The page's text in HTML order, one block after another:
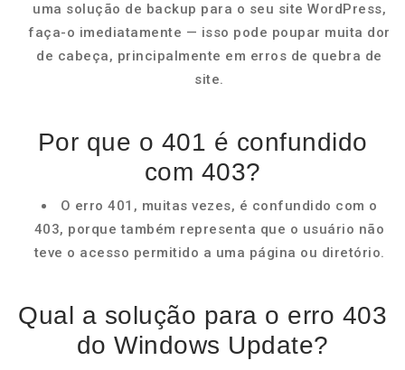
uma solução de backup para o seu site WordPress,
faça-o imediatamente — isso pode poupar muita dor
de cabeça, principalmente em erros de quebra de
site.
Por que o 401 é confundido
com 403?
O erro 401, muitas vezes, é confundido com o
403, porque também representa que o usuário não
teve o acesso permitido a uma página ou diretório.
Qual a solução para o erro 403
do Windows Update?